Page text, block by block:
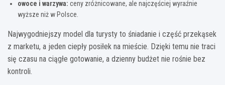
owoce i warzywa: ceny zróżnicowane, ale najczęściej wyraźnie
wyższe niż w Polsce.
Najwygodniejszy model dla turysty to śniadanie i część przekąsek
z marketu, a jeden ciepły posiłek na mieście. Dzięki temu nie traci
się czasu na ciągłe gotowanie, a dzienny budżet nie rośnie bez
kontroli.